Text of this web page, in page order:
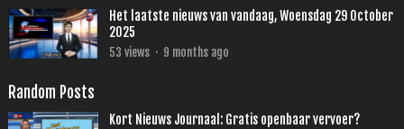
Het laatste nieuws van vandaag, Woensdag 29 October
2025
53 views · 9 months ago
Random Posts
Kort Nieuws Journaal: Gratis openbaar vervoer?